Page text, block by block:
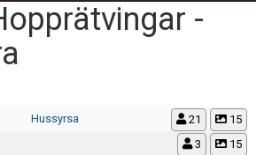
-
Hussyrsa 15
21
15
3